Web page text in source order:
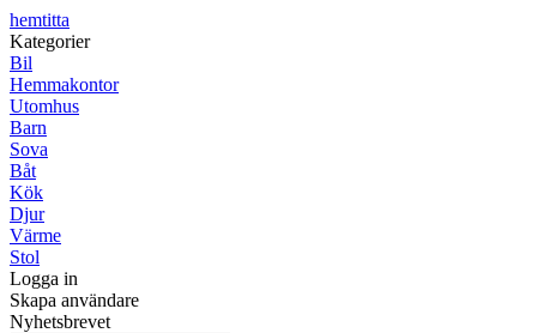
hemtitta
Kategorier
Bil
Hemmakontor
Utomhus
Barn
Sova
Båt
Kök
Djur
Värme
Stol
Logga in
Skapa användare
Nyhetsbrevet